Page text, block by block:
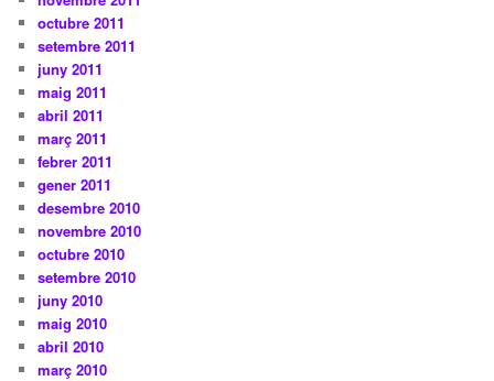
octubre 2011
setembre 2011
juny 2011
maig 2011
abril 2011
març 2011
febrer 2011
gener 2011
desembre 2010
novembre 2010
octubre 2010
setembre 2010
juny 2010
maig 2010
abril 2010
març 2010